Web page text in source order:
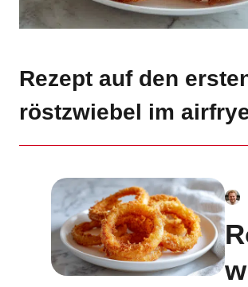
Rezept auf den
röstzwiebel im